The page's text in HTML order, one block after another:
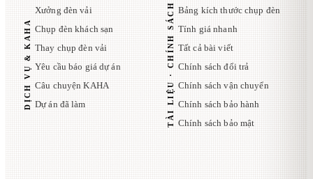
DỊCH VỤ & KAHA
Xưởng đèn vải
Chụp đèn khách sạn
Thay chụp đèn vải
Yêu cầu báo giá dự án
Câu chuyện KAHA
Dự án đã làm
TÀI LIỆU · CHÍNH SÁCH Bảng kích thước chụp đèn
Tính giá nhanh
Tất cả bài viết
Chính sách đổi trả
Chính sách vận chuyển
Chính sách bảo hành
Chính sách bảo mật